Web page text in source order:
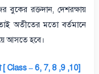
বুকের রক্তদান, দেশরক্ষায়
অতীতের মতো বর্তমানে
আসতে হবে।
[ Class – 6, 7, 8 ,9 ,10]